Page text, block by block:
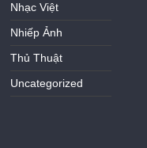
Nhạc Việt
Nhiếp Ảnh
Thủ Thuật
Uncategorized